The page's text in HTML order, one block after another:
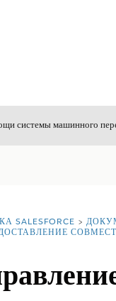
системы машинного
здесь:
SALESFORCE